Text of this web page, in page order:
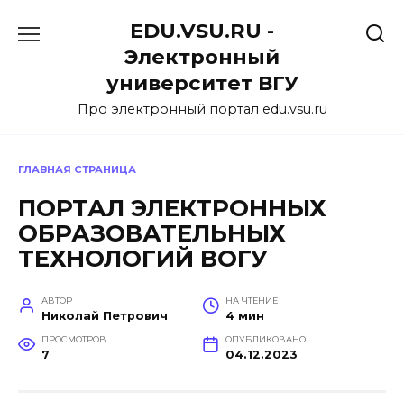
EDU.VSU.RU -
Электронный
университет ВГУ
Про электронный портал edu.vsu.ru
ГЛАВНАЯ СТРАНИЦА
ПОРТАЛ ЭЛЕКТРОННЫХ
ОБРАЗОВАТЕЛЬНЫХ
ТЕХНОЛОГИЙ ВОГУ
АВТОР
Николай Петрович
НА ЧТЕНИЕ
4 мин
ПРОСМОТРОВ
7
ОПУБЛИКОВАНО
04.12.2023